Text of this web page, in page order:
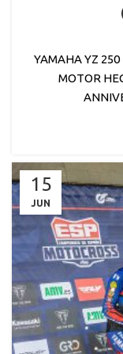
YAMAHA YZ
MOTOR
15
JUN